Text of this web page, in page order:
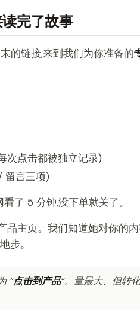
读完了故事
的链接,来到我们为你准备的
次点击都被独立记录)
留言三项)
了 5 分钟,没下单就关了。
品主页。我们知道她对你的
步。
“点击到产品“。量最大、但转